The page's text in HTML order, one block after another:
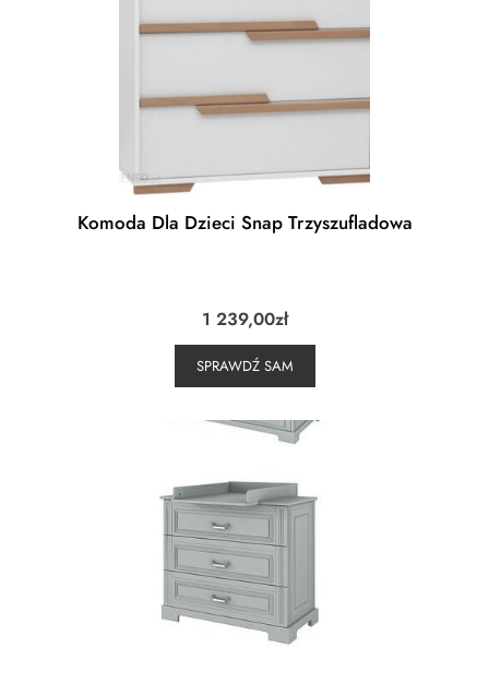
Komoda Dla Dzieci Snap Trzyszufladowa
1 239,00zł
SPRAWDŹ SAM